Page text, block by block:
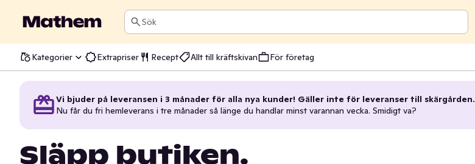
Sök
Kategorier Extrapriser Recept Allt till kräftskivan För företag
Vi bjuder på leveransen i 3 månader för alla nya kunder! Gäller inte för leveranser till skärgården.
Nu får du fri hemleverans i tre månader så länge du handlar minst varannan vecka. Smidigt va?
Släpp butiken.